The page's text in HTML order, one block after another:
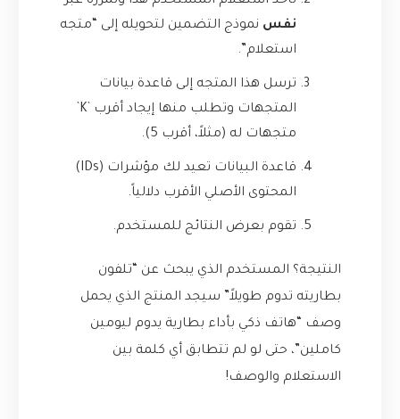
نفس نموذج التضمين لتحويله إلى “متجه
استعلام”.
ترسل هذا المتجه إلى قاعدة بيانات
متجهات له (مثلاً، أقرب 5).
قاعدة البيانات تعيد لك مؤشرات (IDs)
المحتوى الأصلي الأقرب دلالياً.
تقوم بعرض النتائج للمستخدم.
النتيجة؟ المستخدم الذي يبحث عن “تلفون
بطاريته تدوم طويلاً” سيجد المنتج الذي يحمل
وصف “هاتف ذكي بأداء بطارية يدوم ليومين
كاملين”، حتى لو لم تتطابق أي كلمة بين
الاستعلام والوصف!